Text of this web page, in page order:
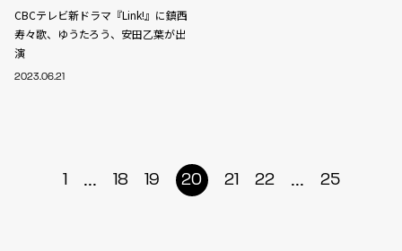
CBCテレビ新ドラマ『Link!』に鎮西
寿々歌、ゆうたろう、安田乙葉が出
演
2023.06.21
1 ... 18 19 20 21 22 ... 25